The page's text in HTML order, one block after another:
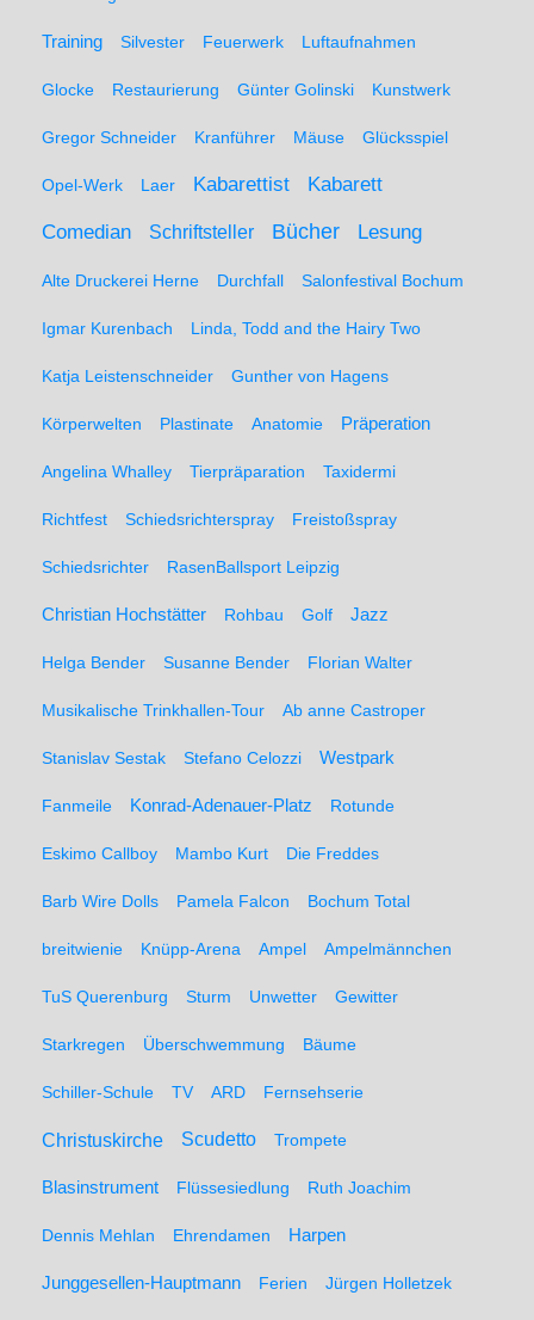
Training Silvester Feuerwerk Luftaufnahmen
Glocke Restaurierung Günter Golinski Kunstwerk
Gregor Schneider Kranführer Mäuse Glücksspiel
Opel-Werk Laer Kabarettist
Kabarett
Comedian
Schriftsteller Bücher Lesung
Alte Druckerei Herne Durchfall Salonfestival Bochum
Igmar Kurenbach Linda, Todd and the Hairy Two
Katja Leistenschneider Gunther von Hagens
Körperwelten Plastinate Anatomie Präperation
Angelina Whalley Tierpräparation Taxidermi
Richtfest Schiedsrichterspray Freistoßspray
Schiedsrichter RasenBallsport Leipzig
Christian Hochstätter Rohbau Golf Jazz
Helga Bender Susanne Bender Florian Walter
Musikalische Trinkhallen-Tour Ab anne Castroper
Stanislav Sestak Stefano Celozzi Westpark
Fanmeile Konrad-Adenauer-Platz Rotunde
Eskimo Callboy Mambo Kurt Die Freddes
Barb Wire Dolls Pamela Falcon Bochum Total
breitwienie Knüpp-Arena Ampel Ampelmännchen
TuS Querenburg Sturm Unwetter Gewitter
Starkregen Überschwemmung Bäume
Schiller-Schule TV ARD Fernsehserie
Christuskirche Scudetto Trompete
Blasinstrument Flüssesiedlung Ruth Joachim
Dennis Mehlan Ehrendamen Harpen
Junggesellen-Hauptmann Ferien Jürgen Holletzek